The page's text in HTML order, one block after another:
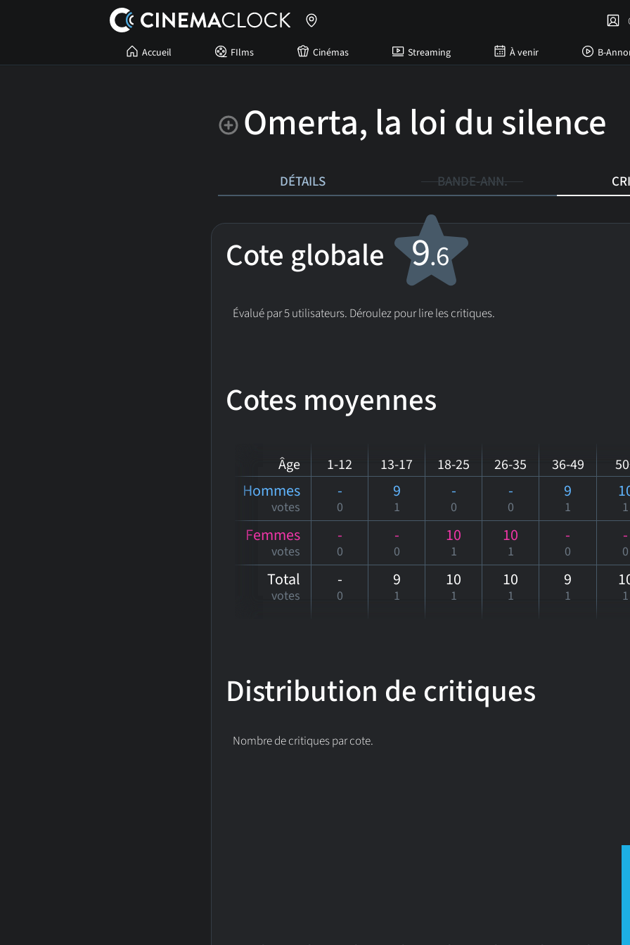
Accueil FIlms Cinémas Streaming À venir B-
Omerta, la loi du silence
DÉTAILS BANDE-ANN.
Cote globale 9.6
Évalué par 5 utilisateurs. Déroulez pour lire les critiques.
Cotes moyennes
Âge 1-12 13-17 18-25 26-35 36-49
Hommes
votes
-
0
9
1
-
0
-
0
9
1 1
Femmes
votes
-
0
-
0
10
1
10
1
-
0
-
0
Total
votes
-
0
9
1
10
1
10
1
9
1 1
Distribution de critiques
Nombre de critiques par cote.